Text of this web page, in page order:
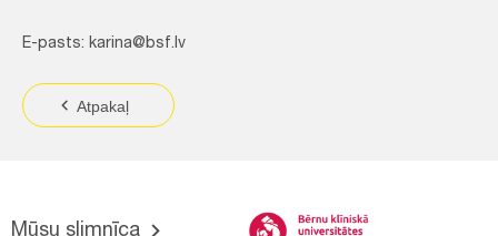
E-pasts: karina@bsf.lv
Atpakaļ
Mūsu slimnīca